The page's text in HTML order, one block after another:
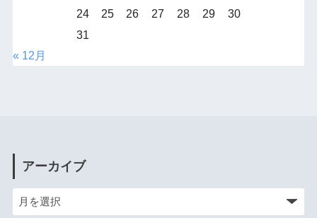
24
25 26 27 28 29
30
31
« 12月
アーカイブ